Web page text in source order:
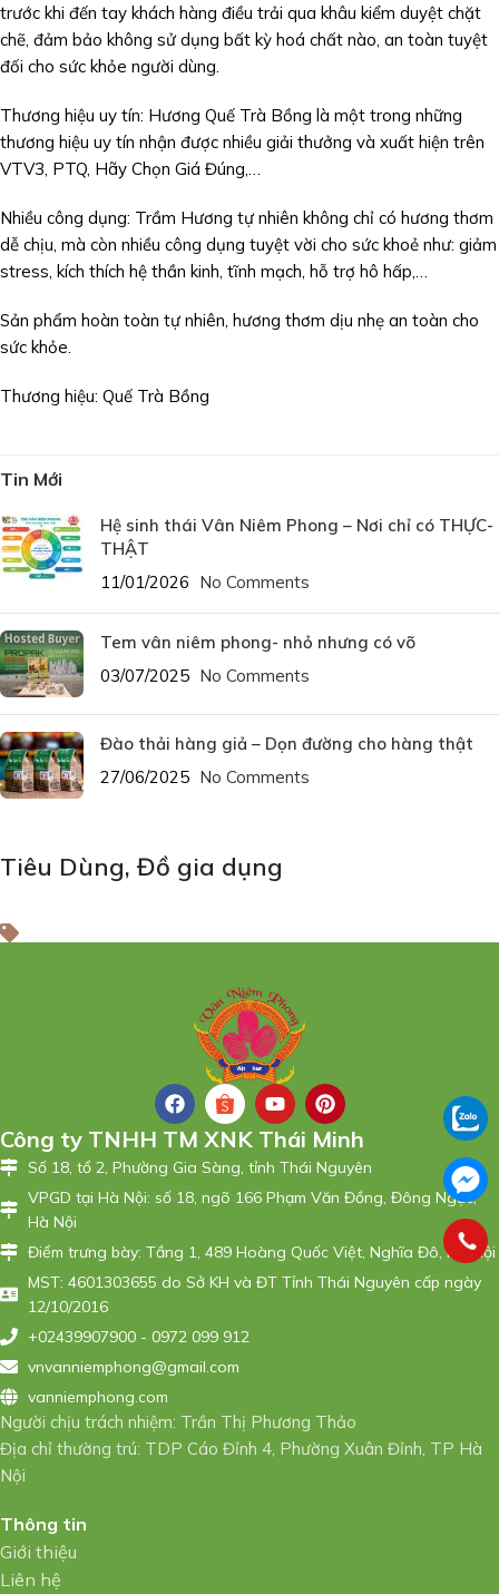
trước khi đến tay khách hàng điều trải qua khâu kiểm duyệt chặt
chẽ, đảm bảo không sử dụng bất kỳ hoá chất nào, an toàn tuyệt
đối cho sức khỏe người dùng.
Thương hiệu uy tín: Hương Quế Trà Bồng là một trong những
thương hiệu uy tín nhận được nhiều giải thưởng và xuất hiện trên
VTV3, PTQ, Hãy Chọn Giá Đúng,…
Nhiều công dụng: Trầm Hương tự nhiên không chỉ có hương thơm
dễ chịu, mà còn nhiều công dụng tuyệt vời cho sức khoẻ như: giảm
stress, kích thích hệ thần kinh, tĩnh mạch, hỗ trợ hô hấp,…
Sản phẩm hoàn toàn tự nhiên, hương thơm dịu nhẹ an toàn cho
sức khỏe.
Thương hiệu: Quế Trà Bồng
Tin Mới
Hệ sinh thái Vân Niêm Phong – Nơi chỉ có THỰC-
THẬT
11/01/2026 No Comments
Tem vân niêm phong- nhỏ nhưng có võ
03/07/2025 No Comments
Đào thải hàng giả – Dọn đường cho hàng thật
27/06/2025 No Comments
Tiêu Dùng, Đồ gia dụng
Công ty TNHH TM XNK Thái Minh
Số 18, tổ 2, Phường Gia Sàng, tỉnh Thái Nguyên
VPGD tại Hà Nội: số 18, ngõ 166 Phạm Văn Đồng, Đông Ngạc,
Hà Nội
Điểm trưng bày: Tầng 1, 489 Hoàng Quốc Việt, Nghĩa Đô, Hà Nội
MST: 4601303655 do Sở KH và ĐT Tỉnh Thái Nguyên cấp ngày
12/10/2016
+02439907900 - 0972 099 912
vnvanniemphong@gmail.com
vanniemphong.com
Người chịu trách nhiệm: Trần Thị Phương Thảo
Địa chỉ thường trú: TDP Cáo Đỉnh 4, Phường Xuân Đỉnh, TP Hà
Nội
Thông tin
Giới thiệu
Liên hệ